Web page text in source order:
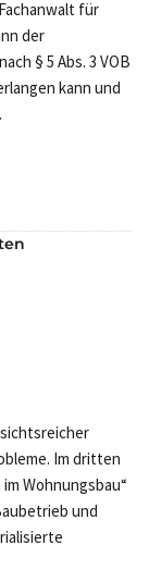
für
der
§ 5 Abs. 3 VOB
kann und
Im dritten
Wohnungsbau“
und